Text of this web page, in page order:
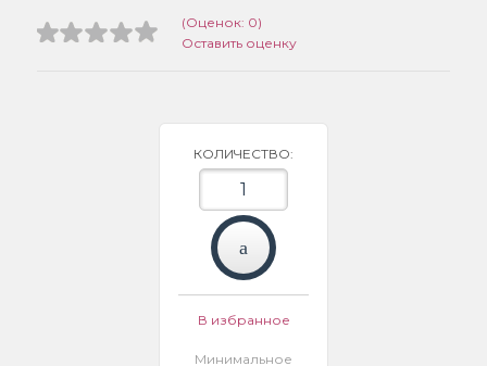
(Оценок: 0)
Оставить оценку
КОЛИЧЕСТВО:
В избранное
Минимальное